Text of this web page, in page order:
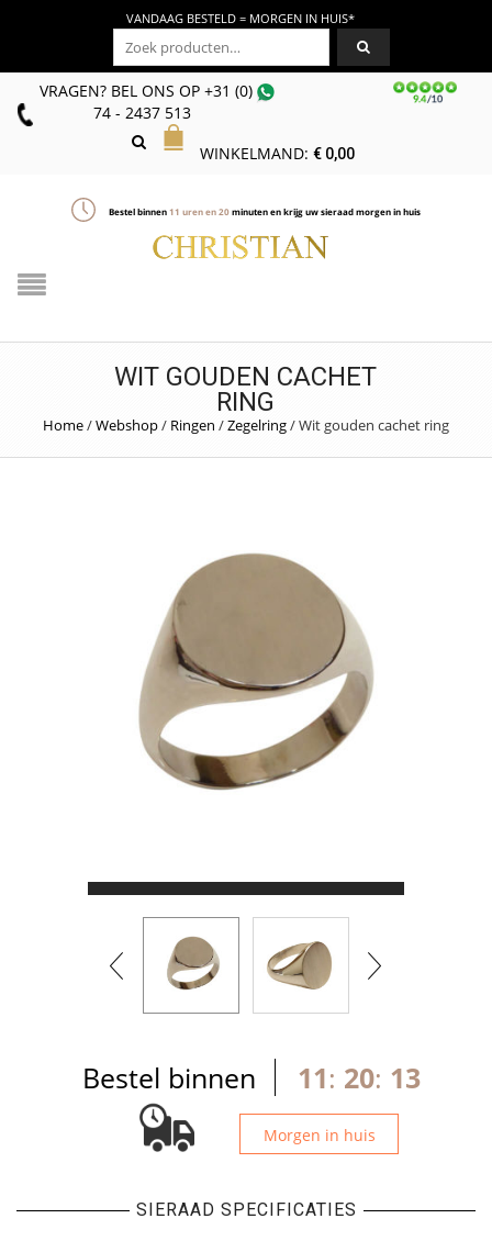
VANDAAG BESTELD = MORGEN IN HUIS*
Zoeken naar:
VRAGEN? BEL ONS OP+31 (0)
74 - 2437 513
WINKELMAND: €0,00
Bestel binnen11 uren en20minuten en krijg uw sieraad morgen in huis
WIT GOUDEN CACHET
RING
Home/Webshop/ Ringen /Zegelring/Wit gouden cachet ring
Bestel binnen 11: 20: 13
Morgen in huis
SIERAAD SPECIFICATIES